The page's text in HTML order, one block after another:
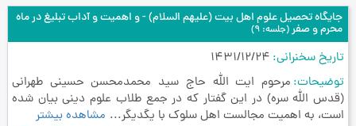
جایگاه تحصیل علوم اهل بیت (علیهم السلام) - و اهمیت و آداب تبلیغ در ماه
محرم و صفر(جلسه: 9)
تاریخ سخنرانی 1431/12/24
توضیحات مرحوم ایت الله حاج سید محمدمحسن حسینی طهرانی
(قدس الله سره) در این گفتار که در جمع طلاب علوم دینی بیان شده
است، به اهمیت مجالست اهل سلوک با یگدیگر... مشاهده بیشتر